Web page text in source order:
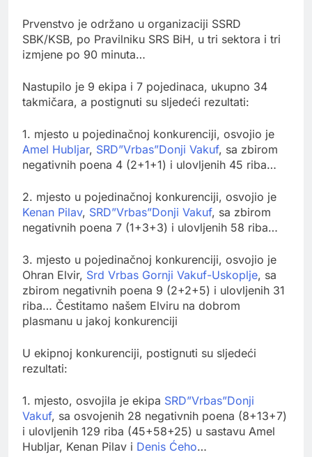
Prvenstvo je održano u organizaciji SSRD
SBK/KSB, po Pravilniku SRS BiH, u tri sektora i tri
izmjene po 90 minuta…
Nastupilo je 9 ekipa i 7 pojedinaca, ukupno 34
takmičara, a postignuti su sljedeći rezultati:
1. mjesto u pojedinačnoj konkurenciji, osvojio je
Amel Hubljar, SRD”Vrbas”Donji Vakuf, sa zbirom
negativnih poena 4 (2+1+1) i ulovljenih 45 riba…
2. mjesto u pojedinačnoj konkurenciji, osvojio je
Kenan Pilav, SRD”Vrbas”Donji Vakuf, sa zbirom
negativnih poena 7 (1+3+3) i ulovljenih 58 riba…
3. mjesto u pojedinačnoj konkurenciji, osvojio je
Ohran Elvir, Srd Vrbas Gornji Vakuf-Uskoplje, sa
zbirom negativnih poena 9 (2+2+5) i ulovljenih 31
riba… Čestitamo našem Elviru na dobrom
plasmanu u jakoj konkurenciji
U ekipnoj konkurenciji, postignuti su sljedeći
rezultati:
1. mjesto, osvojila je ekipa SRD”Vrbas”Donji
Vakuf, sa osvojenih 28 negativnih poena (8+13+7)
i ulovljenih 129 riba (45+58+25) u sastavu Amel
Hubljar, Kenan Pilav i Denis Ćeho…